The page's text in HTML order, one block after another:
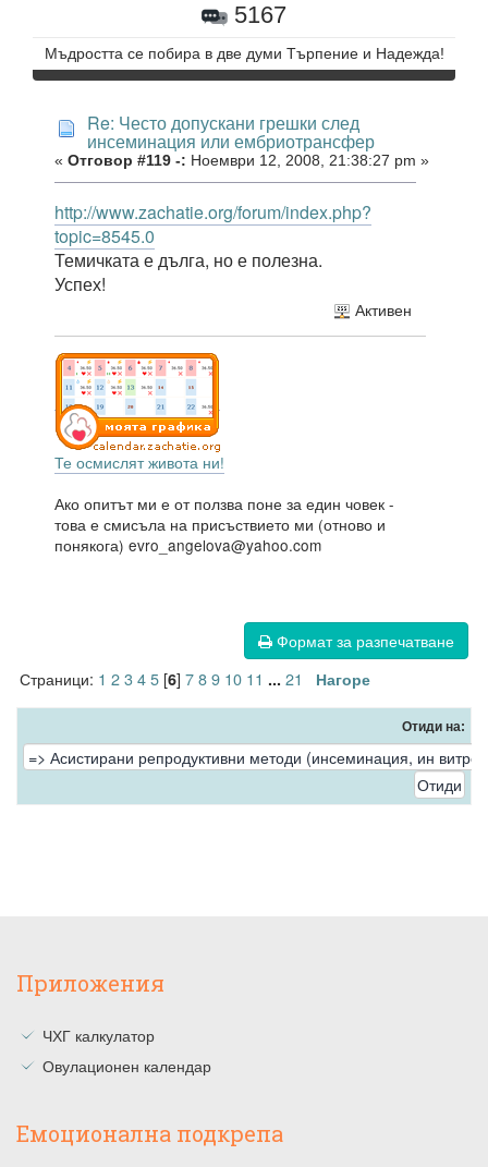
5167
Мъдростта се побира в две думи Търпение и Надежда!
Re: Често допускани грешки след
инсеминация или ембриотрансфер
« Отговор #119 -: Ноември 12, 2008, 21:38:27 pm »
http://www.zachatie.org/forum/index.php?
topic=8545.0
Темичката е дълга, но е полезна.
Успех!
Активен
Те осмислят живота ни!
Ако опитът ми е от ползва поне за един човек -
това е смисъла на присъствието ми (отново и
понякога) evro_angelova@yahoo.com
Формат за разпечатване
Страници: 1 2345[6] 789 10 11 ... 21 Нагоре
Отиди на:
Приложения
ЧХГ калкулатор
Овулационен календар
Емоционална подкрепа